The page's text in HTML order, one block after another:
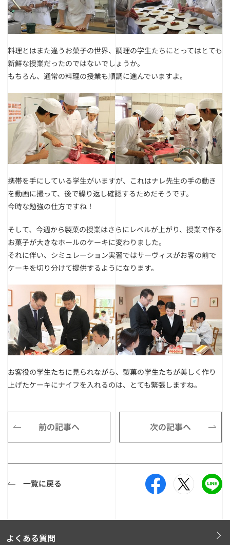
料理とはまた違うお菓子の世界、調理の学生たちにとってはとても
新鮮な授業だったのではないでしょうか。
もちろん、通常の料理の授業も順調に進んでいますよ。
携帯を手にしている学生がいますが、これはナレ先生の手の動き
を動画に撮って、後で繰り返し確認するためだそうです。
今時な勉強の仕方ですね！
そして、今週から製菓の授業はさらにレベルが上がり、授業で作る
お菓子が大きなホールのケーキに変わりました。
それに伴い、シミュレーション実習ではサーヴィスがお客の前で
ケーキを切り分けて提供するようになります。
お客役の学生たちに見られながら、製菓の学生たちが美しく作り
上げたケーキにナイフを入れるのは、とても緊張しますね。
前の記事へ 次の記事へ
一覧に戻る
よくある質問